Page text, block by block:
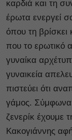
καρδιά και τη
έρωτα ενεργεί
όπου τη βρίσκει
που το ερωτικό
γυναίκα
γυναικεία
πιστεύει ότι
γάμος. Σύμφωνα
ζενερίκ έχουμε
Κακογιάννης